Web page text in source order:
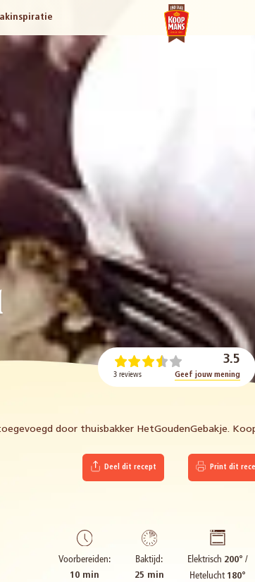
3.5
3 reviews Geef jouw mening
door thuisbakker HetGoudenGebakje.
Deel dit recept Print dit
Voorbereiden:
10 min
Baktijd:
25 min
Elektrisch 200° /
Hetelucht 180°